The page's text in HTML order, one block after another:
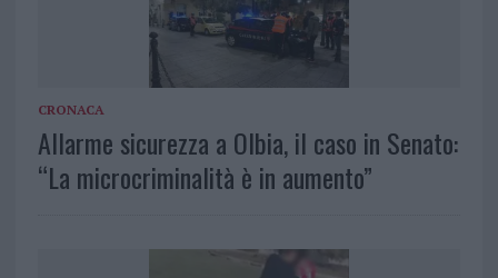
CRONACA
Allarme sicurezza a Olbia, il caso in Senato:
“La microcriminalità è in aumento”